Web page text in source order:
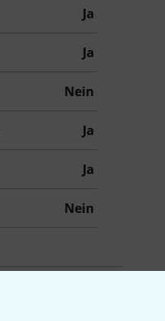
Ja
Ja
Nein
Ja
Ja
Nein